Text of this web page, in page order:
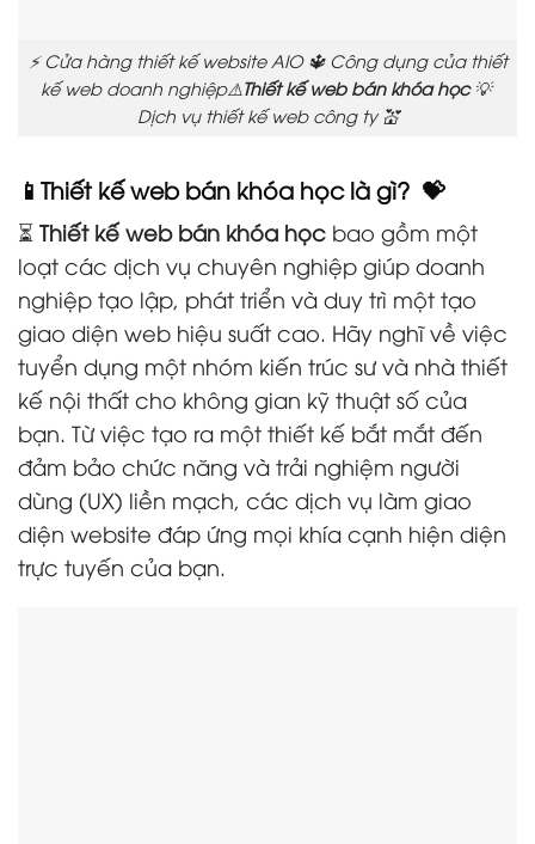
⚡ Cửa hàng thiết kế website AIO 🔱 Công dụng của thiết
kế web doanh nghiệp⚠️Thiết kế web bán khóa học💡
Dịch vụ thiết kế web công ty 💒
📱Thiết kế web bán khóa học là gì? 💝
⏳ Thiết kế web bán khóa học bao gồm một
loạt các dịch vụ chuyên nghiệp giúp doanh
nghiệp tạo lập, phát triển và duy trì một tạo
giao diện web hiệu suất cao. Hãy nghĩ về việc
tuyển dụng một nhóm kiến trúc sư và nhà thiết
kế nội thất cho không gian kỹ thuật số của
bạn. Từ việc tạo ra một thiết kế bắt mắt đến
đảm bảo chức năng và trải nghiệm người
dùng (UX) liền mạch, các dịch vụ làm giao
diện website đáp ứng mọi khía cạnh hiện diện
trực tuyến của bạn.